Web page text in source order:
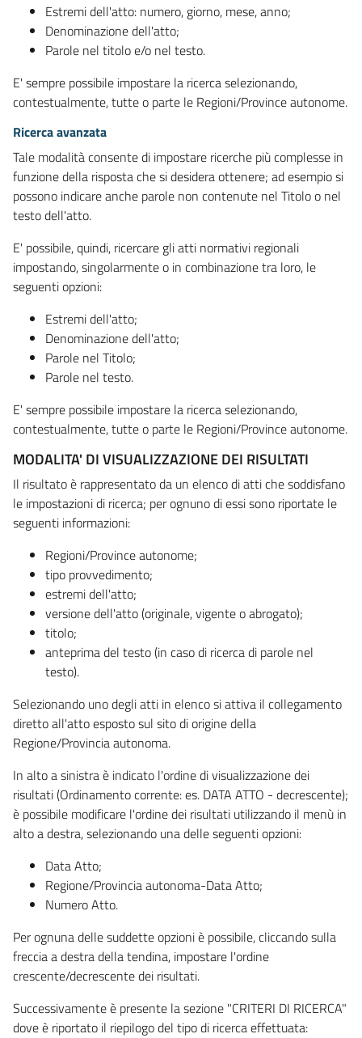
Estremi dell'atto: numero, giorno, mese, anno;
Denominazione dell'atto;
Parole nel titolo e/o nel testo.
E' sempre possibile impostare la ricerca selezionando,
contestualmente, tutte o parte le Regioni/Province autonome.
Ricerca avanzata
Tale modalità consente di impostare ricerche più complesse in
funzione della risposta che si desidera ottenere; ad esempio si
possono indicare anche parole non contenute nel Titolo o nel
testo dell'atto.
E' possibile, quindi, ricercare gli atti normativi regionali
impostando, singolarmente o in combinazione tra loro, le
seguenti opzioni:
Estremi dell'atto;
Denominazione dell'atto;
Parole nel Titolo;
Parole nel testo.
E' sempre possibile impostare la ricerca selezionando,
contestualmente, tutte o parte le Regioni/Province autonome.
MODALITA' DI VISUALIZZAZIONE DEI RISULTATI
Il risultato è rappresentato da un elenco di atti che soddisfano
le impostazioni di ricerca; per ognuno di essi sono riportate le
seguenti informazioni:
Regioni/Province autonome;
tipo provvedimento;
estremi dell'atto;
versione dell'atto (originale, vigente o abrogato);
titolo;
anteprima del testo (in caso di ricerca di parole nel
testo).
Selezionando uno degli atti in elenco si attiva il collegamento
diretto all'atto esposto sul sito di origine della
Regione/Provincia autonoma.
In alto a sinistra è indicato l'ordine di visualizzazione dei
risultati (Ordinamento corrente: es. DATA ATTO - decrescente);
è possibile modificare l'ordine dei risultati utilizzando il menù in
alto a destra, selezionando una delle seguenti opzioni:
Data Atto;
Regione/Provincia autonoma-Data Atto;
Numero Atto.
Per ognuna delle suddette opzioni è possibile, cliccando sulla
freccia a destra della tendina, impostare l'ordine
crescente/decrescente dei risultati.
Successivamente è presente la sezione "CRITERI DI RICERCA"
dove è riportato il riepilogo del tipo di ricerca effettuata: